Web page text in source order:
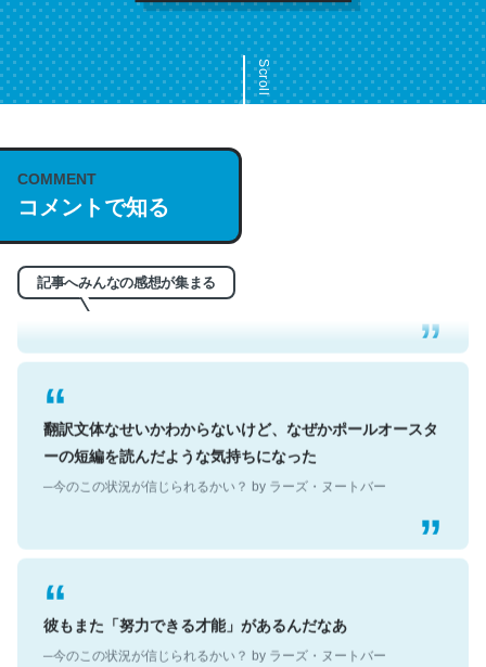
Scroll
COMMENT
コメントで知る
記事へみんなの感想が集まる
これは名文。彼はとてもクレバーなんだろうなと凄く思
う。英語少しでも読める人は原文もお勧め。自分はこの流
れ好き。Let’s Fucking Go. Then Covid hit. Shit.
─今のこの状況が信じられるかい？ by ラーズ・ヌートバー
翻訳文体なせいかわからないけど、なぜかポールオースタ
ーの短編を読んだような気持ちになった
彼もまた「努力できる才能」があるんだなあ